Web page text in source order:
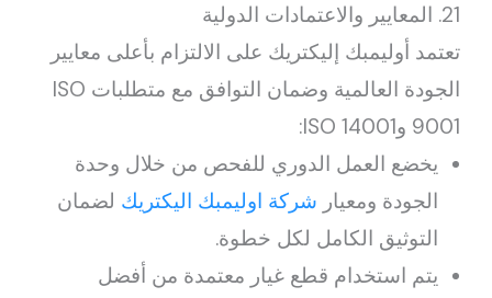
21. المعايير والاعتمادات الدولية
تعتمد أوليمبك إليكتريك على الالتزام بأعلى معايير
الجودة العالمية وضمان التوافق مع متطلبات ISO
9001 وISO 14001:
يخضع العمل الدوري للفحص من خلال وحدة
الجودة ومعيار شركة اوليمبك اليكتريك لضمان
التوثيق الكامل لكل خطوة.
يتم استخدام قطع غيار معتمدة من أفضل